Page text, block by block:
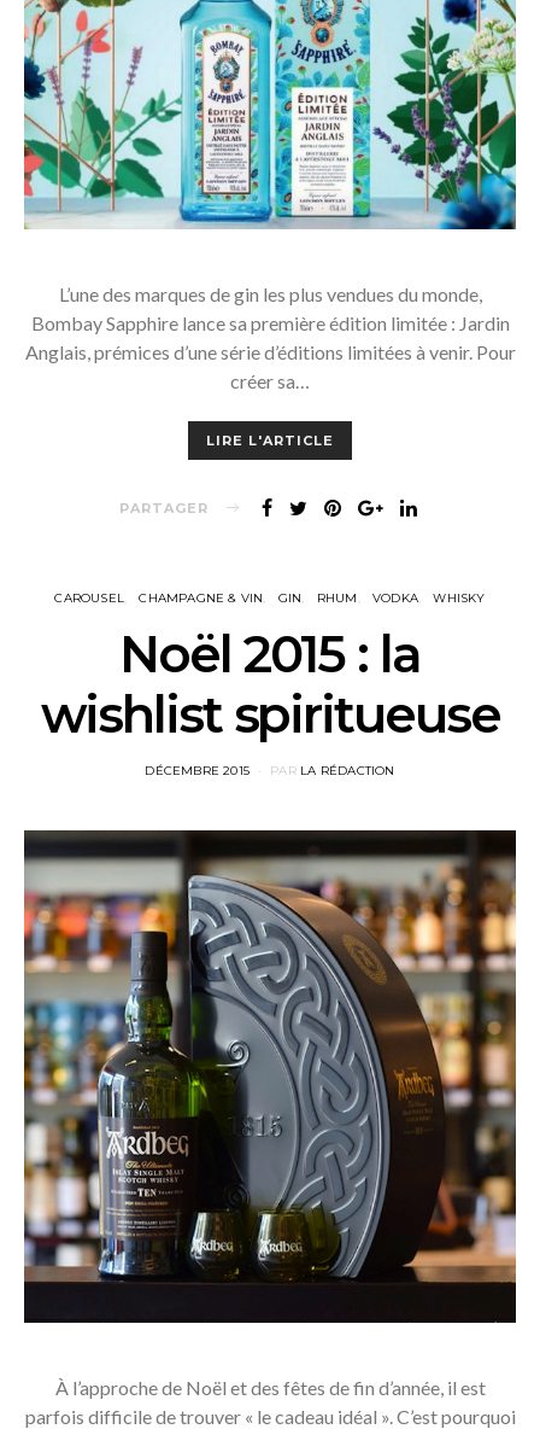
L’une des marques de gin les plus vendues du monde,
Bombay Sapphire lance sa première édition limitée : Jardin
Anglais, prémices d’une série d’éditions limitées à venir. Pour
créer sa…
LIRE L'ARTICLE
PARTAGER
CAROUSEL CHAMPAGNE & VIN GIN RHUM VODKA WHISKY
Noël 2015 : la
wishlist spiritueuse
POSTED
DÉCEMBRE 2015 PAR LA RÉDACTION
À l’approche de Noël et des fêtes de fin d’année, il est
parfois difficile de trouver « le cadeau idéal ». C’est pourquoi